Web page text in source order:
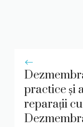
practice și
reparații